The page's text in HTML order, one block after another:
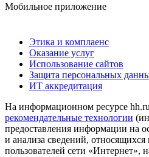
Мобильное приложение
Этика и комплаенс
Оказание услуг
Использование сайтов
Защита персональных
ИТ аккредитация
На информационном ресурсе hh.ru
рекомендательные технологии
предоставления информации на
и анализа сведений,
пользователей сети «Интернет»,